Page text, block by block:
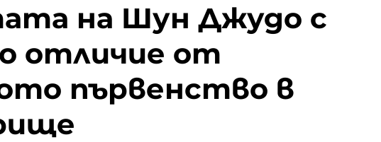
на Шун Джудо с
отличие от
първенство в